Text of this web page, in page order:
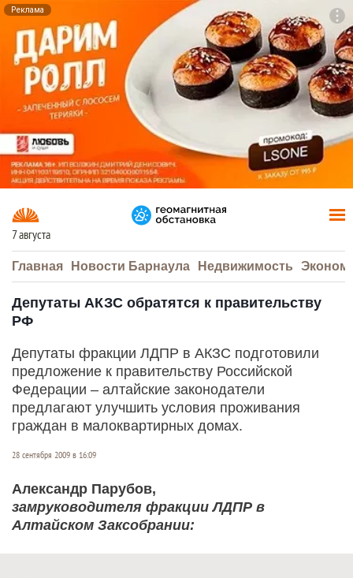
Реклама
7 августа
Главная Новости Барнаула Недвижимость
Депутаты АКЗС обратятся к правительству
РФ
Депутаты фракции ЛДПР в АКЗС подготовили
предложение к правительству Российской
Федерации – алтайские законодатели
предлагают улучшить условия проживания
граждан в малоквартирных домах.
28 сентября 2009 в 16:09
Александр Парубов,
замруководителя фракции ЛДПР в
Алтайском Заксобрании: